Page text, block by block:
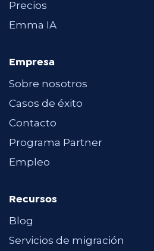
Precios
Emma IA
Empresa
Sobre nosotros
Casos de éxito
Contacto
Programa Partner
Empleo
Recursos
Blog
Servicios de migración